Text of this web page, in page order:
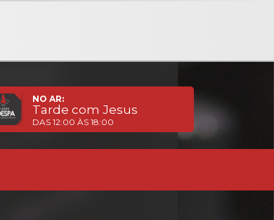
NO AR:
Tarde com Jesus
DAS 12:00 ÀS 18:00